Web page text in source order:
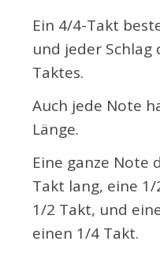
Ein 4/4-Takt
und jeder
Taktes.
Auch jede Note
Länge.
Eine ganze Note
Takt lang, eine
1/2 Takt, und
einen 1/4 Takt.